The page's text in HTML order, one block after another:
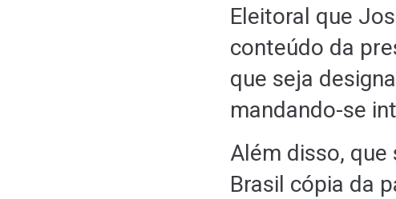
Eleitoral que
conteúdo da
que seja
mandando-se
Além disso,
Brasil cópia da